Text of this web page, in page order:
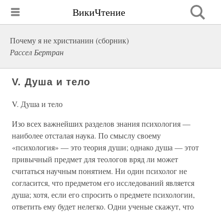
ВикиЧтение
Почему я не христианин (сборник)
Рассел Бертран
V. Душа и тело
V. Душа и тело
Изо всех важнейших разделов знания психология —
наиболее отсталая наука. По смыслу своему
«психология» — это теория души; однако душа — этот
привычный предмет для теологов вряд ли может
считаться научным понятием. Ни один психолог не
согласится, что предметом его исследований является
душа; хотя, если его спросить о предмете психологии,
ответить ему будет нелегко. Одни ученые скажут, что